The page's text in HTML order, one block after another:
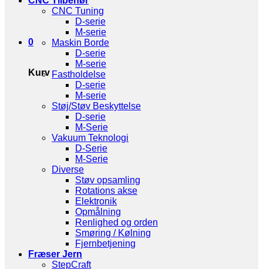
0
Kurv
CNC Tuning
D-serie
M-serie
Maskin Borde
D-serie
M-serie
Fastholdelse
D-serie
M-serie
Støj/Støv Beskyttelse
D-serie
M-Serie
Vakuum Teknologi
D-Serie
M-Serie
Diverse
Støv opsamling
Rotations akse
Elektronik
Opmålning
Renlighed og orden
Smøring / Kølning
Fjernbetjening
Fræser Jern
StepCraft